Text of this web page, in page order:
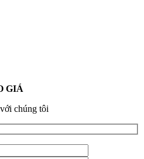
GIÁ
chúng tôi